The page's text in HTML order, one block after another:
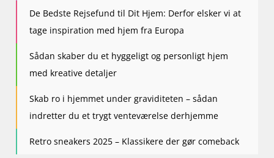
De Bedste Rejsefund til Dit Hjem: Derfor elsker vi at
tage inspiration med hjem fra Europa
Sådan skaber du et hyggeligt og personligt hjem
med kreative detaljer
Skab ro i hjemmet under graviditeten – sådan
indretter du et trygt venteværelse derhjemme
Retro sneakers 2025 – Klassikere der gør comeback